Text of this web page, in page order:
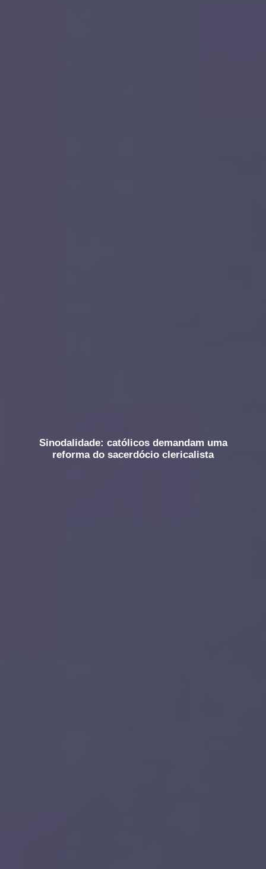
Sinodalidade: católicos demandam uma
reforma do sacerdócio clericalista